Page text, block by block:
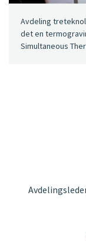
Avdeling
det en
Simultaneous